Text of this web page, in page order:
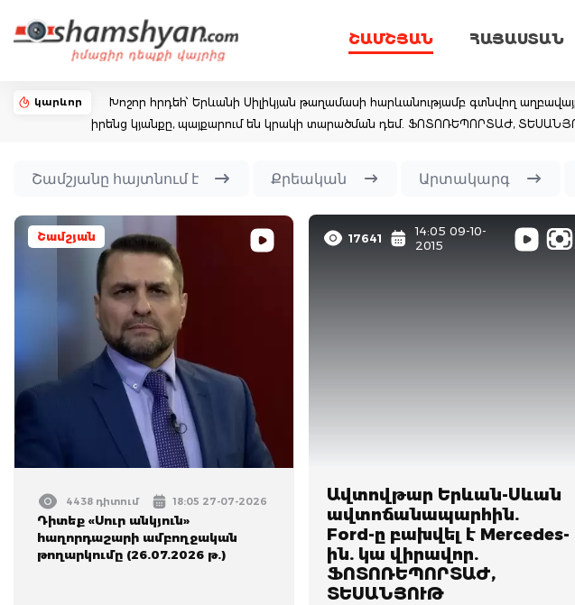
ՇԱՄՇՅԱՆ ՀԱՅԱՍՏԱՆ
կարևոր
Խոշոր հրդեհ՝ Երևանի Սիլիկյան թաղամասի հարևանությամբ գտնվող
իրենց կյանքը, պայքարում են կրակի տարածման դեմ. ՖՈՏՈՌԵՊՈՐՏԱԺ,
Շամշյանը հայտնում է Քրեական Արտակարգ
Շամշյան
4438 դիտում 18:05 27-07-2026
Դիտեք «Սուր անկյուն»
հաղորդաշարի ամբողջական
թողարկումը (26.07.2026 թ.)
17641
14:05 09-10-
2015
Ավտովթար Երևան-Սևան
ավտոճանապարհին.
Ford-ը բախվել է Mercedes-
ին. կա վիրավոր.
ՖՈՏՈՌԵՊՈՐՏԱԺ,
ՏԵՍԱՆՅՈՒԹ